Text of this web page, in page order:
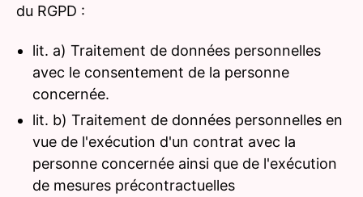
du RGPD :
lit. a) Traitement de données personnelles
avec le consentement de la personne
concernée.
lit. b) Traitement de données personnelles en
vue de l'exécution d'un contrat avec la
personne concernée ainsi que de l'exécution
de mesures précontractuelles